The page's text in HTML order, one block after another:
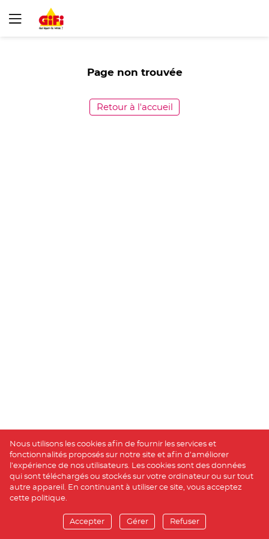
Page non trouvée
Retour à l'accueil
Nous utilisons les cookies afin de fournir les services et
fonctionnalités proposés sur notre site et afin d’améliorer
l’expérience de nos utilisateurs. Les cookies sont des données
qui sont téléchargés ou stockés sur votre ordinateur ou sur tout
autre appareil. En continuant à utiliser ce site, vous acceptez
cette politique.
Accepter Gérer Refuser